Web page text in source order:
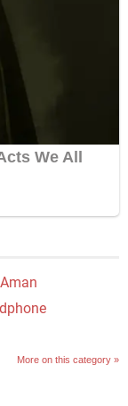
More on this category »